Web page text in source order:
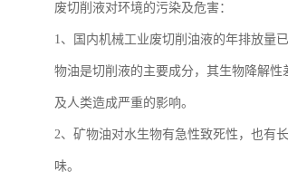
废切削液对环境的污染及危害：
1、国内机械工业废切削油液的年排放量
物油是切削液的主要成分，其生物降解
及人类造成严重的影响。
2、矿物油对水生物有急性致死性，也有
味。